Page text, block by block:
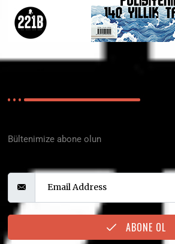
Bültenimize abone olun
ABONE OL